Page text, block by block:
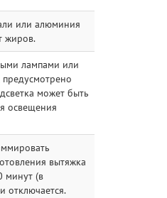
или алюминия
жиров.
лампами или
может быть
освещения
вытяжка
минут (в
отключается.